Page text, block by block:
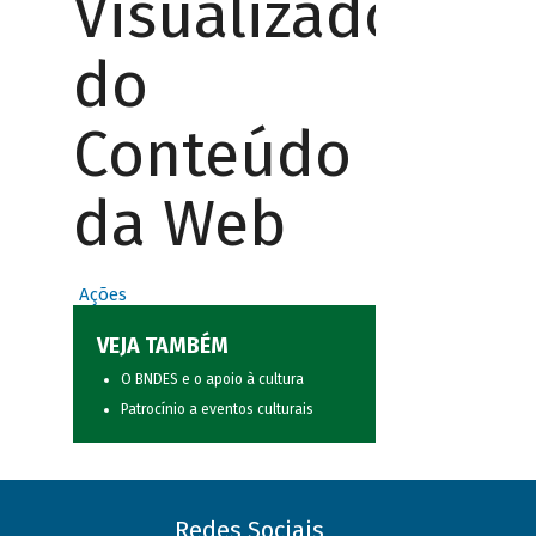
Visualizador
do
Conteúdo
da Web
Ações
VEJA TAMBÉM
O BNDES e o apoio à cultura
Patrocínio a eventos culturais
Redes Sociais